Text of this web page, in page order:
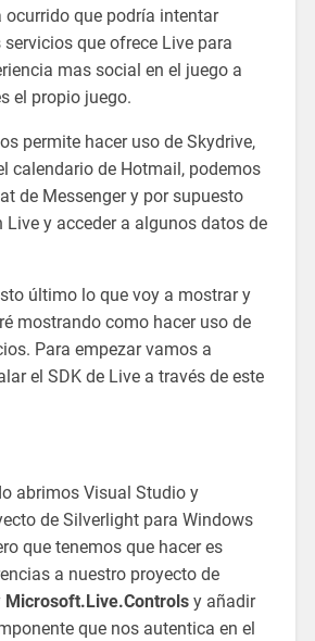
ocurrido que podría intentar
que ofrece Live para
mas social en el juego a
el propio juego.
permite hacer uso de Skydrive,
calendario de Hotmail, podemos
de Messenger y por supuesto
Live y acceder a algunos datos de
último lo que voy a mostrar y
mostrando como hacer uso de
Para empezar vamos a
el SDK de Live a través de este
abrimos Visual Studio y
de Silverlight para Windows
que tenemos que hacer es
a nuestro proyecto de
Microsoft.Live.Controlsy añadir
que nos autentica en el